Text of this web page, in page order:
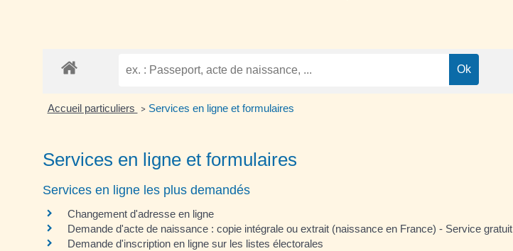
Accueil particuliers > Services en ligne et formulaires
Services en ligne et formulaires
Services en ligne les plus demandés
Changement d'adresse en ligne
Demande d'acte de naissance : copie intégrale ou extrait (naissance en France) - Service gratuit
Demande d'inscription en ligne sur les listes électorales